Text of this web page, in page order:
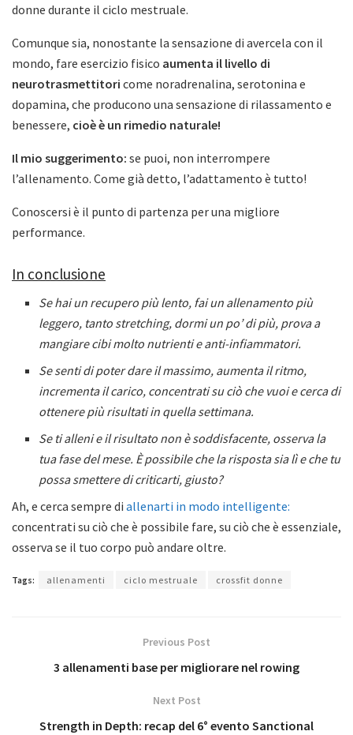
donne durante il ciclo mestruale.
Comunque sia, nonostante la sensazione di avercela con il
mondo, fare esercizio fisico aumenta il livello di
neurotrasmettitori come noradrenalina, serotonina e
dopamina, che producono una sensazione di rilassamento e
benessere, cioè è un rimedio naturale!
Il mio suggerimento: se puoi, non interrompere
l’allenamento. Come già detto, l’adattamento è tutto!
Conoscersi è il punto di partenza per una migliore
performance.
In conclusione
Se hai un recupero più lento, fai un allenamento più
leggero, tanto stretching, dormi un po’ di più, prova a
mangiare cibi molto nutrienti e anti-infiammatori.
Se senti di poter dare il massimo, aumenta il ritmo,
incrementa il carico, concentrati su ciò che vuoi e cerca di
ottenere più risultati in quella settimana.
Se ti alleni e il risultato non è soddisfacente, osserva la
tua fase del mese. È possibile che la risposta sia lì e che tu
possa smettere di criticarti, giusto?
Ah, e cerca sempre di allenarti in modo intelligente:
concentrati su ciò che è possibile fare, su ciò che è essenziale,
osserva se il tuo corpo può andare oltre.
Tags: allenamenti ciclo mestruale crossfit donne
Previous Post
3 allenamenti base per migliorare nel rowing
Next Post
Strength in Depth: recap del 6° evento Sanctional